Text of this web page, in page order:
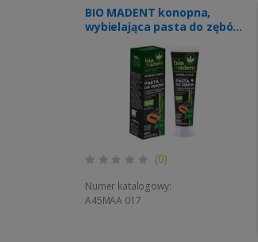
BIO MADENT konopna,
wybielająca pasta do zębów
papają 100ml (k=12)
(0)
Numer katalogowy:
A45MAA 017